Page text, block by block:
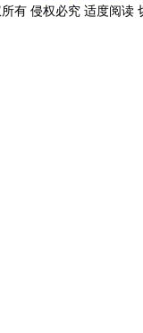
有 侵权必究 适度阅读